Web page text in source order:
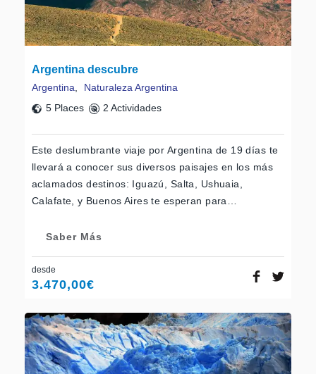
Argentina descubre
Argentina,
Naturaleza Argentina
5 Places
2 Actividades
Este deslumbrante viaje por Argentina de 19 días te
llevará a conocer sus diversos paisajes en los más
aclamados destinos: Iguazú, Salta, Ushuaia,
Calafate, y Buenos Aires te esperan para…
Saber Más
desde
3.470,00€